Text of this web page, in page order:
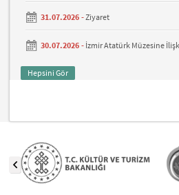
31.07.2026 -Ziyaret
30.07.2026 - İzmir Atatürk Müzesine
Hepsini Gör